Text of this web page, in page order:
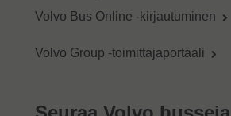
Volvo Bus Online -kirjautuminen
Volvo Group -toimittajaportaali